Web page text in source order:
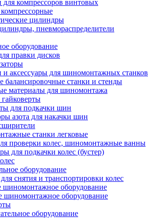
для компрессоров винтовых
цилиндры
пневмораспределители
оборудование
правки дисков
и аксессуары для шиномонтажных станков
балансировочные станки и стенды
материалы для шиномонтажа
для подкачки шин
азота для накачки шин
станки легковые
проверки колес, шиномонтажные ванны
для подкачки колес (бустер)
оборудование
снятия и транспортировки колес
шиномонтажное оборудование
шиномонтажное оборудование
оборудование